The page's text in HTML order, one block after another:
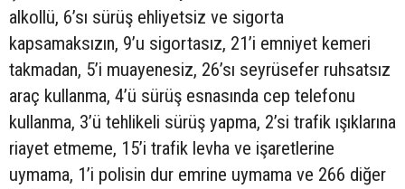
alkollü, 6’sı sürüş ehliyetsiz ve sigorta
kapsamaksızın, 9’u sigortasız, 21’i emniyet kemeri
takmadan, 5’i muayenesiz, 26’sı seyrüsefer ruhsatsız
araç kullanma, 4’ü sürüş esnasında cep telefonu
kullanma, 3’ü tehlikeli sürüş yapma, 2’si trafik ışıklarına
riayet etmeme, 15’i trafik levha ve işaretlerine
uymama, 1’i polisin dur emrine uymama ve 266 diğer